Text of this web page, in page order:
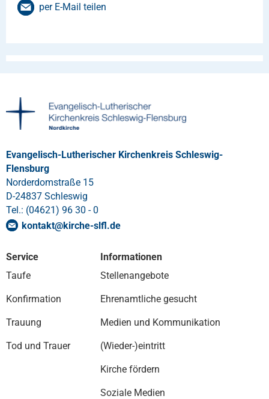
per E-Mail teilen
Evangelisch-Lutherischer Kirchenkreis Schleswig-
Flensburg
Norderdomstraße 15
D-24837 Schleswig
Tel.: (04621) 96 30 - 0
kontakt@kirche-slfl.de
Service
Taufe
Konfirmation
Trauung
Tod und Trauer
Informationen
Stellenangebote
Ehrenamtliche gesucht
Medien und Kommunikation
(Wieder-)eintritt
Kirche fördern
Soziale Medien